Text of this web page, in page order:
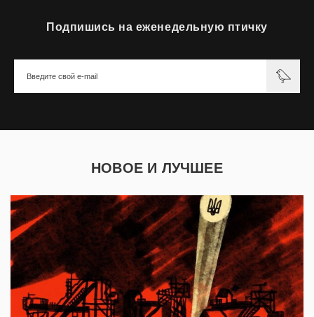
Подпишись на еженедельную птичку
НОВОЕ И ЛУЧШЕЕ